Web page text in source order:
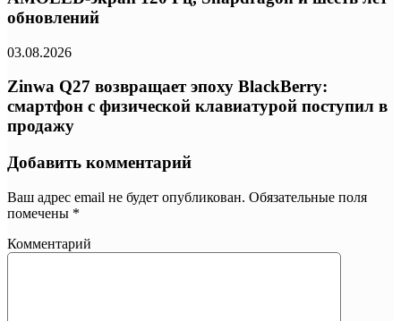
обновлений
03.08.2026
Zinwa Q27 возвращает эпоху BlackBerry:
смартфон с физической клавиатурой поступил в
продажу
Добавить комментарий
Ваш адрес email не будет опубликован. Обязательные поля
помечены *
Комментарий